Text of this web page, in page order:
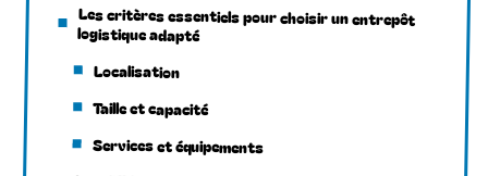
Les critères essentiels pour choisir un entrepôt
logistique adapté
Localisation
Taille et capacité
Services et équipements